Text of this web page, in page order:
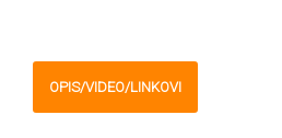
OPIS/VIDEO/LINKOVI